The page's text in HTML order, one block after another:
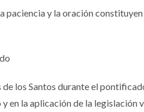
paciencia y la oración
los Santos durante el
en la aplicación de la legislación